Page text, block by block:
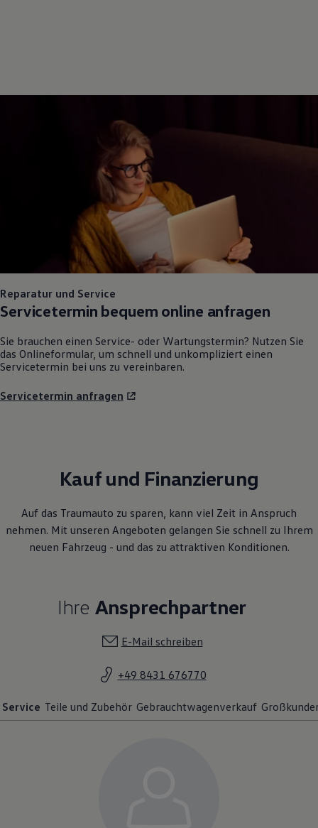
Reparatur und Service
Servicetermin bequem online anfragen
Sie brauchen einen Service- oder Wartungstermin? Nutzen Sie
das Onlineformular, um schnell und unkompliziert einen
Servicetermin bei uns zu vereinbaren.
nehmen. Mit unseren Angeboten gelangen Sie schnell zu Ihrem
neuen Fahrzeug - und das zu attraktiven Konditionen.